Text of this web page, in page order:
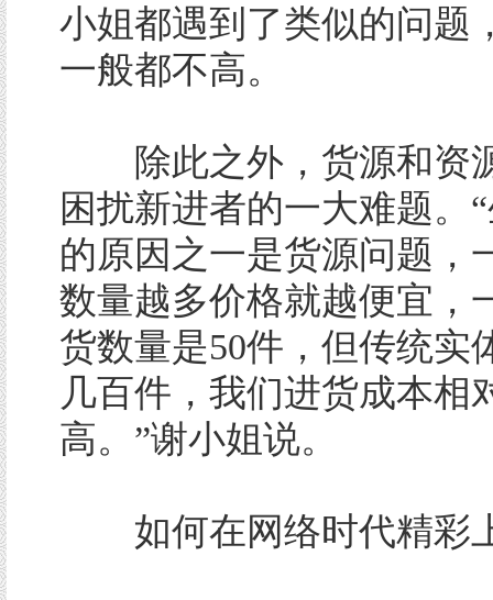
小姐都遇到了类似的问题
一般都不高。
除此之外，货源和资
困扰新进者的一大难题。
的原因之一是货源问题，
数量越多价格就越便宜，
货数量是50件，但传统实
几百件，我们进货成本相
高。”谢小姐说。
如何在网络时代精彩